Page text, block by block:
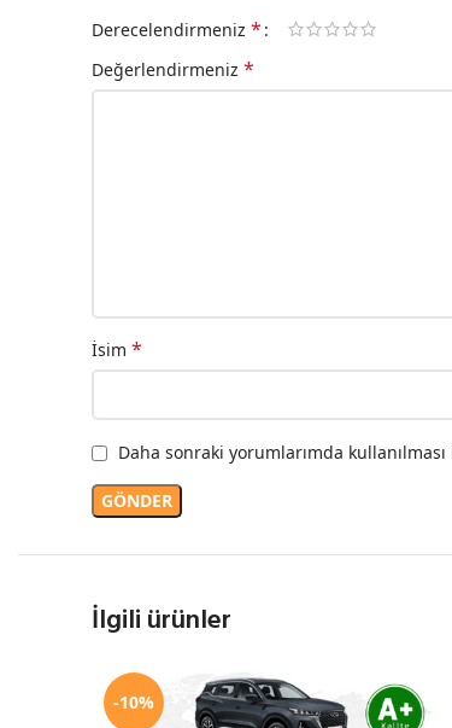
Derecelendirmeniz *
Değerlendirmeniz *
İsim *
Daha sonraki yorumlarımda
İlgili ürünler
-10%